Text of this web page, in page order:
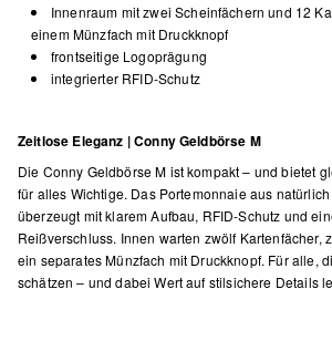
Innenraum mit zwei Scheinfächern und 12
einem Münzfach mit Druckknopf
frontseitige Logoprägung
integrierter RFID-Schutz
Zeitlose Eleganz | Conny Geldbörse M
Die Conny Geldbörse M ist kompakt – und bietet
für alles Wichtige. Das Portemonnaie aus
überzeugt mit klarem Aufbau, RFID-Schutz und
Reißverschluss. Innen warten zwölf Kartenfächer,
ein separates Münzfach mit Druckknopf. Für alle,
schätzen – und dabei Wert auf stilsichere Details